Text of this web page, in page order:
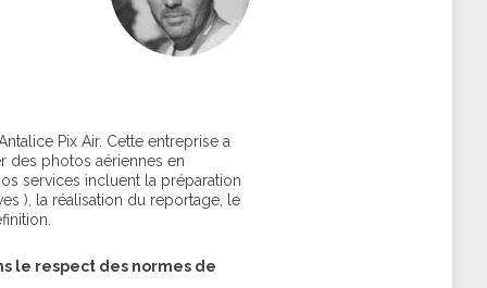
Pix Air. Cette entreprise a
des photos aériennes en
services incluent la préparation
), la réalisation du reportage, le
le respect des normes de